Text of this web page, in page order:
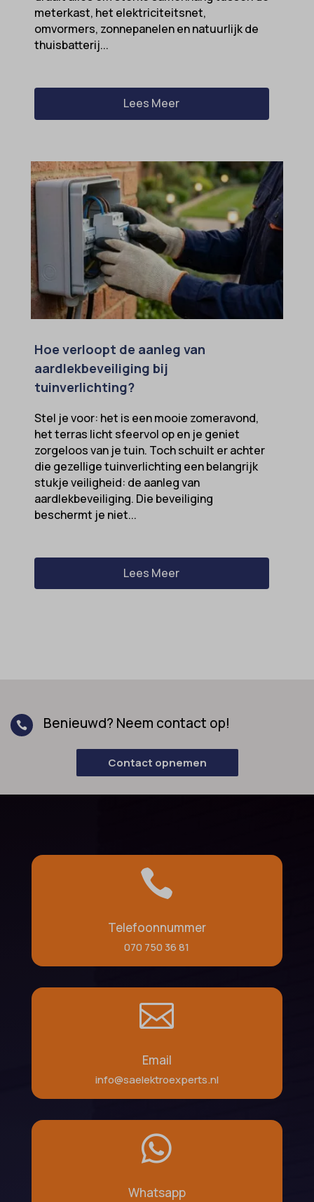
meterkast, het elektriciteitsnet,
omvormers, zonnepanelen en natuurlijk de
thuisbatterij...
Lees Meer
Hoe verloopt de aanleg van
aardlekbeveiliging bij
tuinverlichting?
Stel je voor: het is een mooie zomeravond,
het terras licht sfeervol op en je geniet
zorgeloos van je tuin. Toch schuilt er achter
die gezellige tuinverlichting een belangrijk
stukje veiligheid: de aanleg van
aardlekbeveiliging. Die beveiliging
beschermt je niet...
Lees Meer
 Benieuwd? Neem contact op!
Contact opnemen

Telefoonnummer
070 750 36 81

Email
info@saelektroexperts.nl

Whatsapp